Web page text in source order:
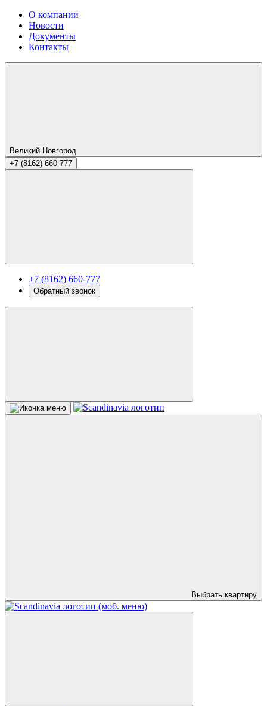
О компании
Новости
Документы
Контакты
Великий Новгород
+7 (8162) 660-777
+7 (8162) 660-777
Обратный звонок
Выбрать квартиру